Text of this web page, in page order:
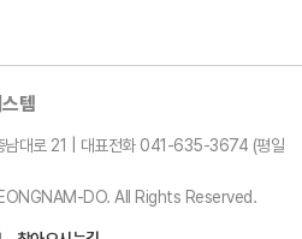
템
남대로 21 | 대표전화 041-635-3674 (평일
DO. All Rights Reserved.